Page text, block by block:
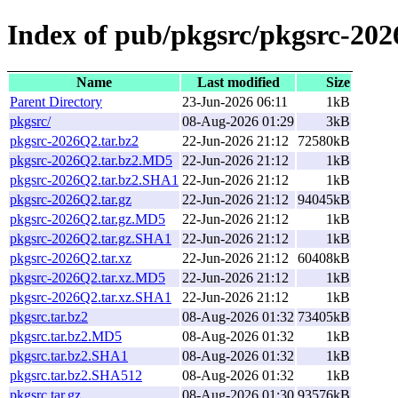
Index of pub/pkgsrc/pkgsrc-
Name Last modified
Size
Parent Directory
23-Jun-2026 06:11
1kB
pkgsrc/
08-Aug-2026 01:29
3kB
pkgsrc-2026Q2.tar.bz2
22-Jun-2026 21:12
72580kB
pkgsrc-2026Q2.tar.bz2.MD5
22-Jun-2026 21:12
1kB
pkgsrc-2026Q2.tar.bz2.SHA1 22-Jun-2026 21:12
1kB
pkgsrc-2026Q2.tar.gz
22-Jun-2026 21:12
94045kB
pkgsrc-2026Q2.tar.gz.MD5
22-Jun-2026 21:12
1kB
pkgsrc-2026Q2.tar.gz.SHA1
22-Jun-2026 21:12
1kB
pkgsrc-2026Q2.tar.xz
22-Jun-2026 21:12
60408kB
pkgsrc-2026Q2.tar.xz.MD5
22-Jun-2026 21:12
1kB
pkgsrc-2026Q2.tar.xz.SHA1
22-Jun-2026 21:12
1kB
pkgsrc.tar.bz2
08-Aug-2026 01:32 73405kB
pkgsrc.tar.bz2.MD5
08-Aug-2026 01:32
1kB
pkgsrc.tar.bz2.SHA1
08-Aug-2026 01:32
1kB
pkgsrc.tar.bz2.SHA512
08-Aug-2026 01:32
1kB
pkgsrc.tar.gz
08-Aug-2026 01:30 93576kB